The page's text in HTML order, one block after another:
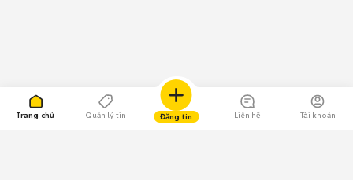
Trang chủ Quản lý tin Đăng tin Liên hệ Tài khoản